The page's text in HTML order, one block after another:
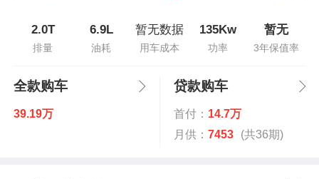
2.0T
排量
6.9L
油耗
暂无数据
用车成本
135Kw
功率
暂无
3年保值率
全款购车
39.19万
贷款购车
首付： 14.7万
月供： 7453 (共36期)